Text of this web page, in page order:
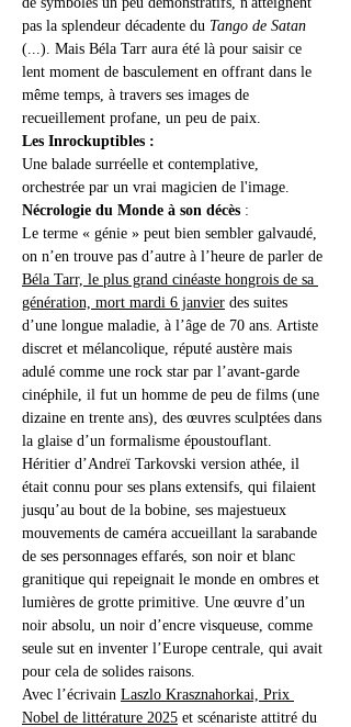
pas la splendeur décadente du Tango de Satan
(...). Mais Béla Tarr aura été là pour saisir ce
lent moment de basculement en offrant dans le
même temps, à travers ses images de
recueillement profane, un peu de paix.
Les Inrockuptibles :
Une balade surréelle et contemplative,
orchestrée par un vrai magicien de l'image.
Nécrologie du Monde à son décès :
Le terme « génie » peut bien sembler galvaudé,
on n’en trouve pas d’autre à l’heure de parler de
Béla Tarr, le plus grand cinéaste hongrois de sa
génération, mort mardi 6 janvier des suites
d’une longue maladie, à l’âge de 70 ans. Artiste
discret et mélancolique, réputé austère mais
adulé comme une rock star par l’avant-garde
cinéphile, il fut un homme de peu de films (une
dizaine en trente ans), des œuvres sculptées dans
la glaise d’un formalisme époustouflant.
Héritier d’Andreï Tarkovski version athée, il
était connu pour ses plans extensifs, qui filaient
jusqu’au bout de la bobine, ses majestueux
mouvements de caméra accueillant la sarabande
de ses personnages effarés, son noir et blanc
granitique qui repeignait le monde en ombres et
lumières de grotte primitive. Une œuvre d’un
noir absolu, un noir d’encre visqueuse, comme
seule sut en inventer l’Europe centrale, qui avait
pour cela de solides raisons.
Avec l’écrivain Laszlo Krasznahorkai, Prix
Nobel de littérature 2025 et scénariste attitré du